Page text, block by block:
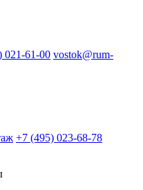
021-61-00 vostok@rum-
+7 (495) 023-68-78